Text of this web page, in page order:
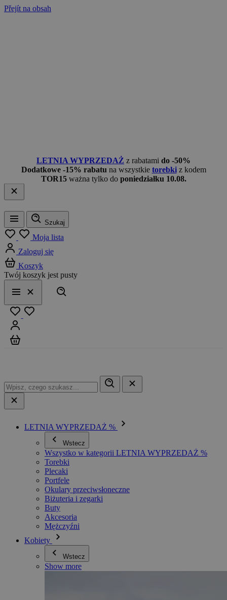
Přejít na obsah
LETNIA WYPRZEDAŻ z rabatami do -50%
Dodatkowe -15% rabatu na wszystkie torebkiz kodem
TOR15 ważna tylko do poniedziałku 10.08.
Menu
Szukaj
Moja lista
Zaloguj się
Koszyk
Twój koszyk jest pusty
Menu
Zamknij
LETNIA WYPRZEDAŻ %
Wstecz
Wszystko w kategorii LETNIA WYPRZEDAŻ %
Torebki
Plecaki
Portfele
Okulary przeciwsłoneczne
Biżuteria i zegarki
Buty
Akcesoria
Mężczyźni
Kobiety
Wstecz
Show more